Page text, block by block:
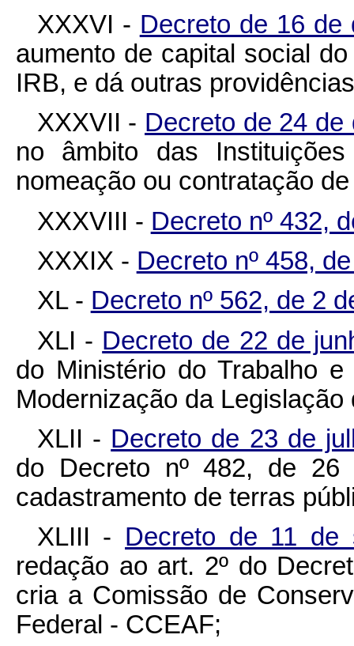
XXXVI - Decreto de 16
aumento de capital social
IRB, e dá outras
XXXVII - Decreto de 24
no âmbito das
nomeação ou contratação
XXXVIII - Decreto nº 432,
XXXIX - Decreto nº 458,
XL - Decreto nº 562, de 2
XLI - Decreto de 22 de
do Ministério do Trabalho
Modernização da Legislação
XLII - Decreto de 23 de
do Decreto nº 482, de
cadastramento de terras
XLIII - Decreto de 11
redação ao art. 2º do
cria a Comissão de
Federal - CCEAF;